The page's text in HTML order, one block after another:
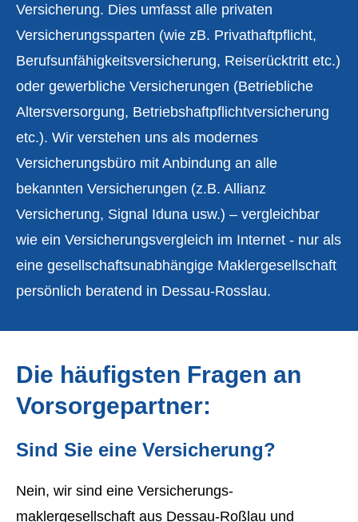
Versicherung. Dies umfasst alle privaten
Versicherungssparten (wie zB. Privathaftpflicht,
Berufs­unfähig­keitsversicherung, Reiserücktritt etc.)
oder gewerbliche Versicherungen (Betriebliche
Altersversorgung, Betriebshaftpflichtversicherung
etc.). Wir verstehen uns als modernes
Versicherungsbüro mit Anbindung an alle
bekannten Versicherungen (z.B. Allianz
Versicherung, Signal Iduna usw.) – vergleichbar
wie ein Versicherungsvergleich im Internet - nur als
eine gesellschaftsunabhängige Maklergesellschaft
persönlich beratend in Dessau-Rosslau.
Die häufigsten Fragen an
Vorsorgepartner:
Sind Sie eine Versicherung?
Nein, wir sind eine Ver­sicherungs­
maklergesellschaft aus Dessau-Roßlau und